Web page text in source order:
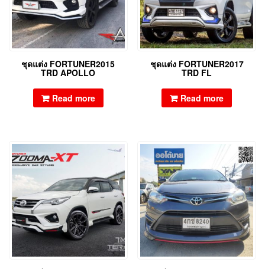
ชุดแต่ง FORTUNER2015
TRD APOLLO
Read more
ชุดแต่ง FORTUNER2017
TRD FL
Read more